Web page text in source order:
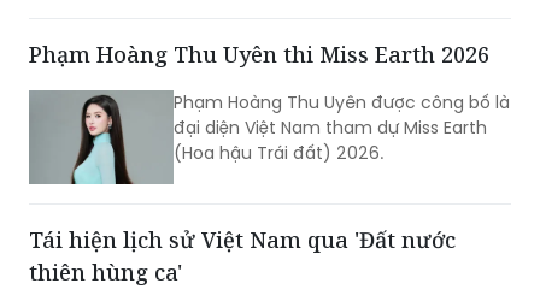
xóa nhòa khoảng cách giữa âm nhạc
hàn lâm và khán giả, để lại dấu ấn văn
hóa trong lòng người dân địa phương
cùng du khách thập phương.
Phạm Hoàng Thu Uyên thi Miss Earth 2026
Phạm Hoàng Thu Uyên được công bố là
đại diện Việt Nam tham dự Miss Earth
(Hoa hậu Trái đất) 2026.
Tái hiện lịch sử Việt Nam qua 'Đất nước
thiên hùng ca'